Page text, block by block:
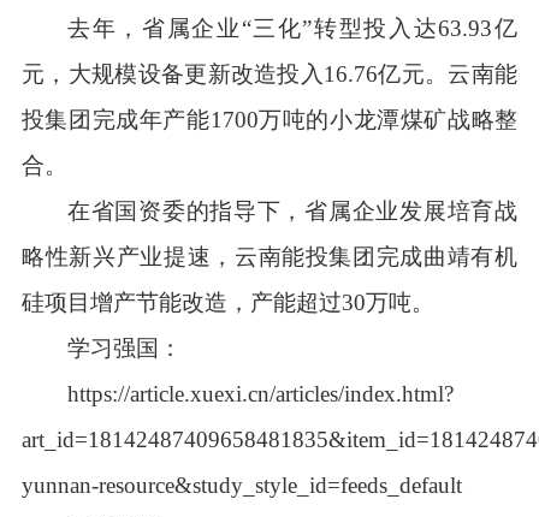
去年，省属企业“三化”转型投入达63.93亿
元，大规模设备更新改造投入16.76亿元。云南能
投集团完成年产能1700万吨的小龙潭煤矿战略整
合。
在省国资委的指导下，省属企业发展培育战
略性新兴产业提速，云南能投集团完成曲靖有机
硅项目增产节能改造，产能超过30万吨。
学习强国：
https://article.xuexi.cn/articles/index.html?
yunnan-resource&study_style_id=feeds_default